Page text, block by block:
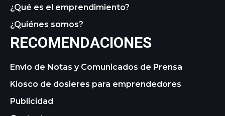
¿Qué es el emprendimiento?
¿Quiénes somos?
RECOMENDACIONES
Envío de Notas y Comunicados de Prensa
Kiosco de dosieres para emprendedores
Publicidad